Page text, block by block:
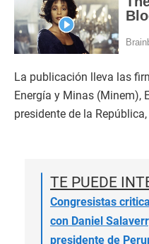
La publicación lleva las
Energía y Minas (Minem),
presidente de la
TE PUEDE
Congresistas
con Daniel
presidente de